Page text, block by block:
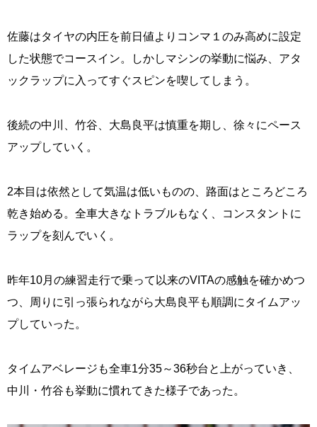
佐藤はタイヤの内圧を前日値よりコンマ１のみ高めに設定
した状態でコースイン。しかしマシンの挙動に悩み、アタ
ックラップに入ってすぐスピンを喫してしまう。
後続の中川、竹谷、大島良平は慎重を期し、徐々にペース
アップしていく。
2本目は依然として気温は低いものの、路面はところどころ
乾き始める。全車大きなトラブルもなく、コンスタントに
ラップを刻んでいく。
昨年10月の練習走行で乗って以来のVITAの感触を確かめつ
つ、周りに引っ張られながら大島良平も順調にタイムアッ
プしていった。
タイムアベレージも全車1分35～36秒台と上がっていき、
中川・竹谷も挙動に慣れてきた様子であった。